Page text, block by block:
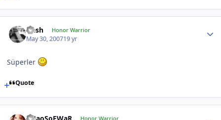
Qesh Honor Warrior
May 30, 200719 yr
Süperler
Quote
Honor Warrior